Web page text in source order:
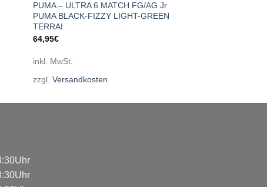
PUMA – ULTRA 6 MATCH FG/AG Jr
PUMA BLACK-FIZZY LIGHT-GREEN
TERRAI
64,95€
inkl. MwSt.
zzgl. Versandkosten